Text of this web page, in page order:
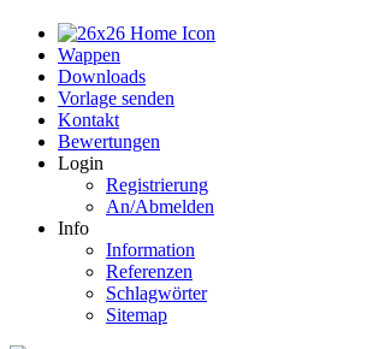
Wappen
Downloads
Vorlage senden
Kontakt
Bewertungen
Login
Registrierung
An/Abmelden
Info
Information
Referenzen
Schlagwörter
Sitemap